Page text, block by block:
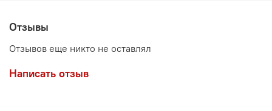
Отзывы
Отзывов еще никто не оставлял
Написать отзыв